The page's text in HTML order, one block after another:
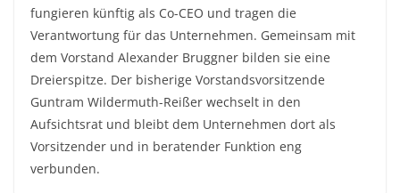
fungieren künftig als Co-CEO und tragen die
Verantwortung für das Unternehmen. Gemeinsam mit
dem Vorstand Alexander Bruggner bilden sie eine
Dreierspitze. Der bisherige Vorstandsvorsitzende
Guntram Wildermuth-Reißer wechselt in den
Aufsichtsrat und bleibt dem Unternehmen dort als
Vorsitzender und in beratender Funktion eng
verbunden.